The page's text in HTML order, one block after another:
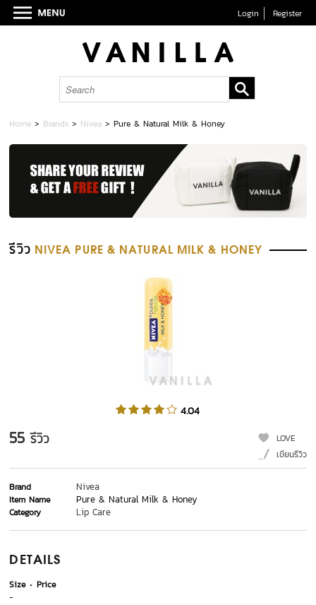
Login Register
Home > Brands > Nivea >Pure & Natural Milk & Honey
รีวิว NIVEA PURE & NATURAL MILK & HONEY
4.04
55 รีวิว
LOVE
เขียนรีวิว
Brand Nivea
Item Name Pure & Natural Milk & Honey
Category Lip Care
DETAILS
Size
Price
-